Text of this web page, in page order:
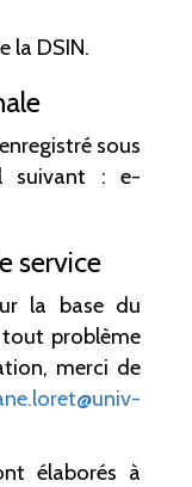
la DSIN.
sous
suivant : e-
service
la base du
tout problème
merci de
élaborés à